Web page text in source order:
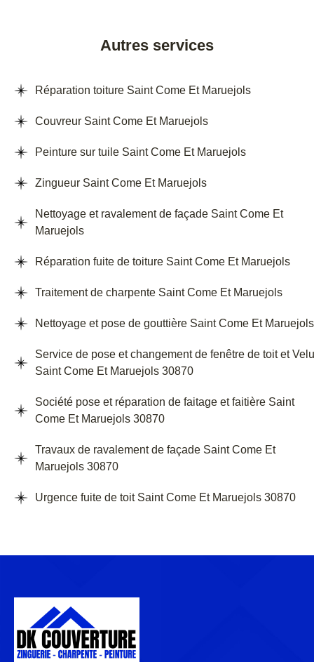
Autres services
Réparation toiture Saint Come Et Maruejols
Couvreur Saint Come Et Maruejols
Peinture sur tuile Saint Come Et Maruejols
Zingueur Saint Come Et Maruejols
Nettoyage et ravalement de façade Saint Come Et
Maruejols
Réparation fuite de toiture Saint Come Et Maruejols
Traitement de charpente Saint Come Et Maruejols
Nettoyage et pose de gouttière Saint Come Et Maruejols
Service de pose et changement de fenêtre de toit et
Saint Come Et Maruejols 30870
Société pose et réparation de faitage et faitière Saint
Come Et Maruejols 30870
Travaux de ravalement de façade Saint Come Et
Maruejols 30870
Urgence fuite de toit Saint Come Et Maruejols 30870